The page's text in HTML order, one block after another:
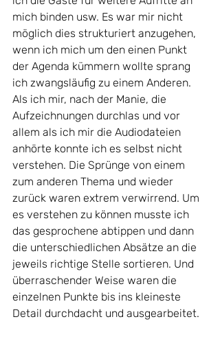
mich binden usw. Es war mir nicht
möglich dies strukturiert anzugehen,
wenn ich mich um den einen Punkt
der Agenda kümmern wollte sprang
ich zwangsläufig zu einem Anderen.
Als ich mir, nach der Manie, die
Aufzeichnungen durchlas und vor
allem als ich mir die Audiodateien
anhörte konnte ich es selbst nicht
verstehen. Die Sprünge von einem
zum anderen Thema und wieder
zurück waren extrem verwirrend. Um
es verstehen zu können musste ich
das gesprochene abtippen und dann
die unterschiedlichen Absätze an die
jeweils richtige Stelle sortieren. Und
überraschender Weise waren die
einzelnen Punkte bis ins kleineste
Detail durchdacht und ausgearbeitet.